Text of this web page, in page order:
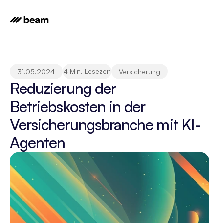
31.05.2024 4 Min. Lesezeit Versicherung
Reduzierung der
Betriebskosten in der
Versicherungsbranche mit KI-
Agenten